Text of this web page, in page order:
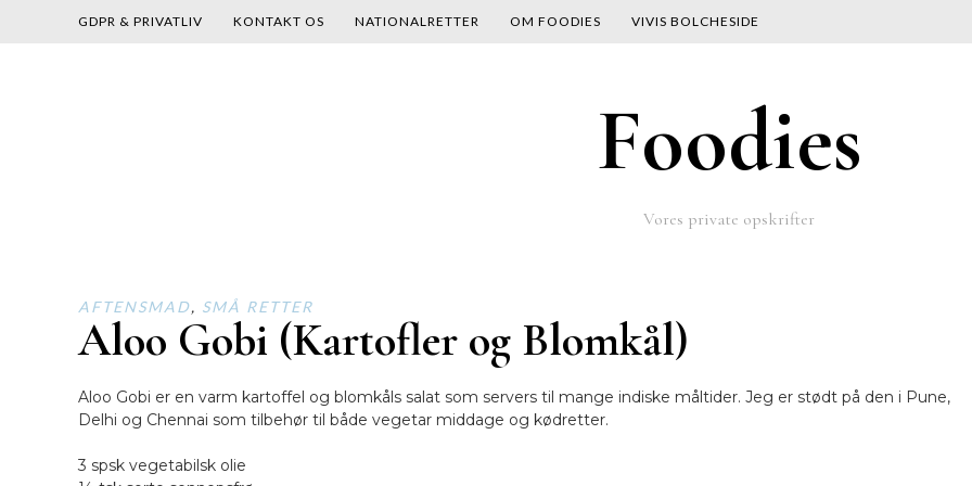
GDPR & PRIVATLIV KONTAKT OS NATIONALRETTER OM FOODIES VIVIS BOLCHESIDE
Foodies
Vores private opskrifter
AFTENSMAD, SMÅ RETTER
Aloo Gobi (Kartofler og Blomkål)
Aloo Gobi er en varm kartoffel og blomkåls salat som servers til mange indiske måltider. Jeg er stødt på den i Pune,
Delhi og Chennai som tilbehør til både vegetar middage og kødretter.
3 spsk vegetabilsk olie